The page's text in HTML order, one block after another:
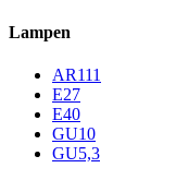
Lampen
AR111
E27
E40
GU10
GU5,3